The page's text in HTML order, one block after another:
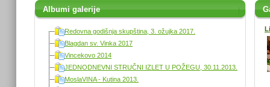
Albumi galerije
Redovna godišnja skupština, 3. ožujka 2017.
Blagdan sv. Vinka 2017
Vincekovo 2014
JEDNODNEVNI STRUČNI IZLET U POŽEGU, 30.11.2013.
MoslaVINA - Kutina 2013.